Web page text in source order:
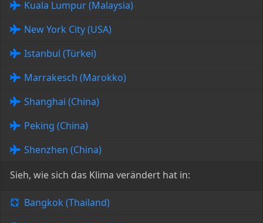
Kuala Lumpur (Malaysia)
New York City (USA)
Istanbul (Türkei)
Marrakesch (Marokko)
Shanghai (China)
Peking (China)
Shenzhen (China)
Sieh, wie sich das Klima verändert hat in:
Bangkok (Thailand)